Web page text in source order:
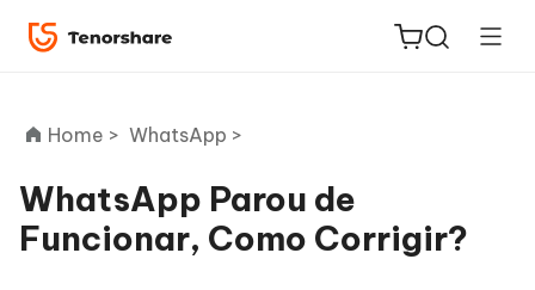
ReiBoot
Home > WhatsApp >
WhatsApp Parou de
Funcionar, Como Corrigir?